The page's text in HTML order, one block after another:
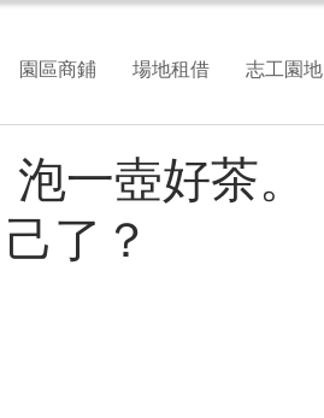
園區商鋪 場地租借 志工園地
一壺好茶。
了？